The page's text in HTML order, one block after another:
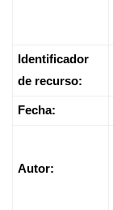
Identificador
de recurso:
Fecha:
Autor: